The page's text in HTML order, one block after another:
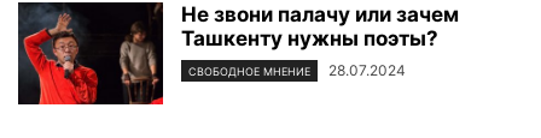
Не звони палачу или зачем
Ташкенту нужны поэты?
СВОБОДНОЕ МНЕНИЕ 28.07.2024